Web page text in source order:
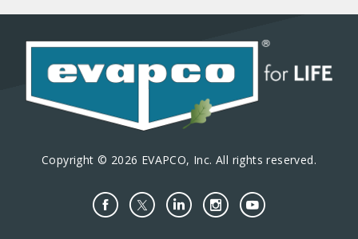
Copyright © 2026 EVAPCO, Inc. All rights reserved.